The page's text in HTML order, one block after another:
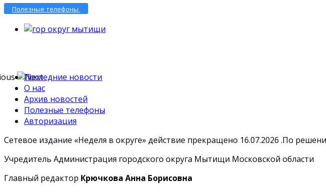
Полезные телефоны
Последние новости
О нас
Архив новостей
Полезные телефоны
Авторизация
Сетевое издание «Неделя в округе» действие прекращено 16.07.2026 .По
Учредитель Администрация городского округа Мытищи Московской области
Главный редактор Крючкова Анна Борисовна